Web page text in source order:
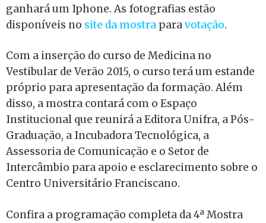
ganhará um Iphone. As fotografias estão
disponíveis no site da mostra paravotação.
Com a inserção do curso de Medicina no
Vestibular de Verão 2015, o curso terá um estande
próprio para apresentação da formação. Além
disso, a mostra contará com o Espaço
Institucional que reunirá a Editora Unifra, a Pós-
Graduação, a Incubadora Tecnológica, a
Assessoria de Comunicação e o Setor de
Intercâmbio para apoio e esclarecimento sobre o
Centro Universitário Franciscano.
Confira a programação completa da 4ª Mostra